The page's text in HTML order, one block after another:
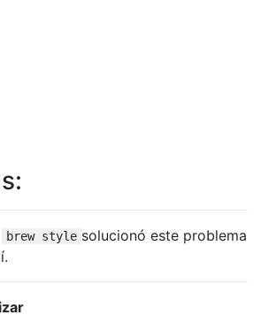
brew style solucionó este problema